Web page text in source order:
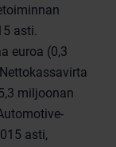
asti.
euroa (0,3
miljoonan
asti,